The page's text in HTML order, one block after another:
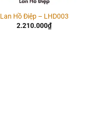
Lan Hồ Điệp – LHD003
2.210.000₫